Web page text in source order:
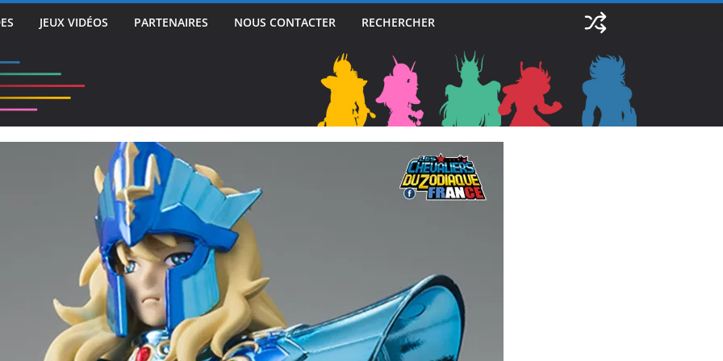
JEUX VIDÉOS PARTENAIRES NOUS CONTACTER RECHERCHER